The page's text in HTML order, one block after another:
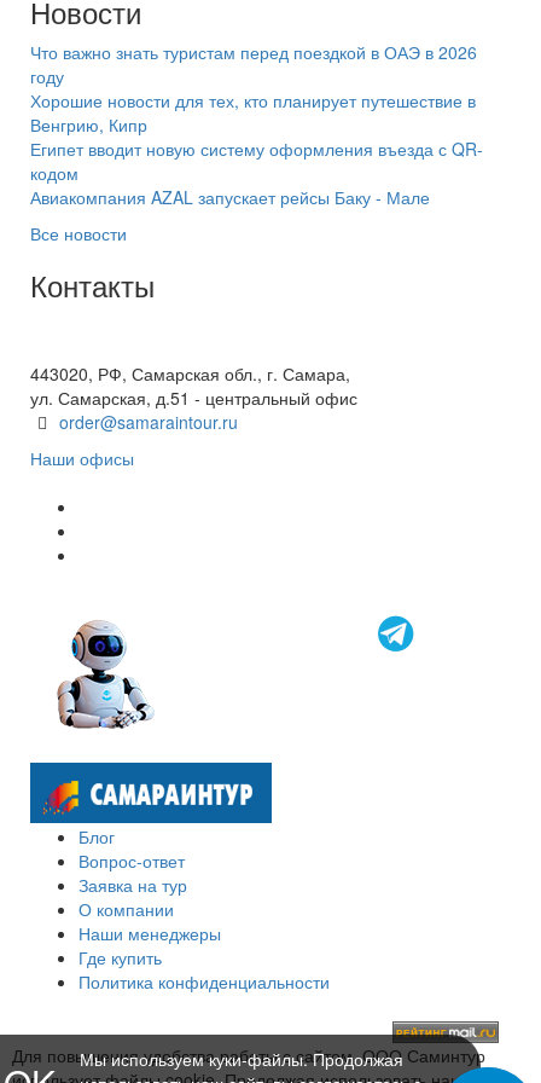
Новости
Что важно знать туристам перед поездкой в ОАЭ в 2026
году
Хорошие новости для тех, кто планирует путешествие в
Венгрию, Кипр
Египет вводит новую систему оформления въезда с QR-
кодом
Авиакомпания AZAL запускает рейсы Баку - Мале
Все новости
Контакты
443020, РФ, Самарская обл., г. Самара,
ул. Самарская, д.51 - центральный офис
order@samaraintour.ru
Наши офисы
Блог
Вопрос-ответ
Заявка на тур
О компании
Наши менеджеры
Где купить
Политика конфиденциальности
Для повышения удобства работы с сайтом, ООО Саминтур
Мы используем куки-файлы. Продолжая